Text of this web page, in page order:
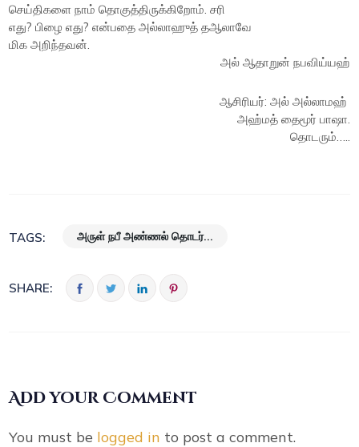
செய்திகளை நாம் தொகுத்திருக்கிறோம். சரி
எது? பிழை எது? என்பதை அல்லாஹுத் தஆலாவே
மிக அறிந்தவன்.
அல் ஆதாறுன் நபவிய்யஹ்
ஆசிரியர்: அல் அல்லாமஹ்
அஹ்மத் தைமூர் பாஷா.
தொடரும்…..
TAGS: அருள் நபீ அண்ணல் தொடர்...
SHARE:
Add your Comment
You must be logged in to post a comment.